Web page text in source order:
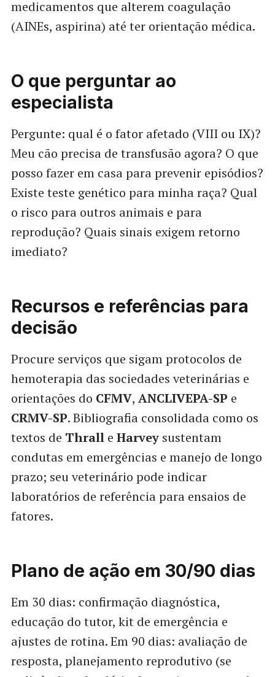
medicamentos que alterem coagulação
(AINEs, aspirina) até ter orientação médica.
O que perguntar ao
especialista
Pergunte: qual é o fator afetado (VIII ou IX)?
Meu cão precisa de transfusão agora? O que
posso fazer em casa para prevenir episódios?
Existe teste genético para minha raça? Qual
o risco para outros animais e para
reprodução? Quais sinais exigem retorno
imediato?
Recursos e referências para
decisão
Procure serviços que sigam protocolos de
hemoterapia das sociedades veterinárias e
orientações do CFMV, ANCLIVEPA-SP e
CRMV-SP. Bibliografia consolidada como os
textos de Thralle Harveysustentam
condutas em emergências e manejo de longo
prazo; seu veterinário pode indicar
laboratórios de referência para ensaios de
fatores.
Plano de ação em 30/90 dias
Em 30 dias: confirmação diagnóstica,
educação do tutor, kit de emergência e
ajustes de rotina. Em 90 dias: avaliação de
resposta, planejamento reprodutivo (se